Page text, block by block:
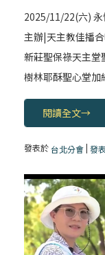
2025/11/22(六)
主辦|天主教佳播
新莊聖保祿天主
樹林耶酥聖心堂
閱讀全文→
發表於 台北分會|發